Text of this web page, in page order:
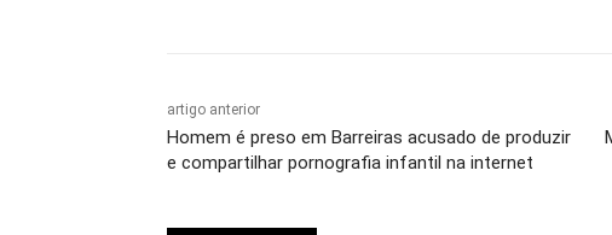
artigo anterior
Homem é preso em Barreiras acusado de produzir
e compartilhar pornografia infantil na internet